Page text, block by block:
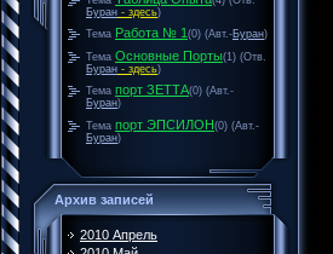
Буран - здесь)
Тема Работа № 1 (0) (Авт.-Буран)
Тема Основные Порты(1) (Отв.
Буран - здесь)
Тема порт ЗЕТТА(0) (Авт.-
Буран)
Тема порт ЭПСИЛОН(0) (Авт.-
Буран)
Архив записей
2010 Апрель